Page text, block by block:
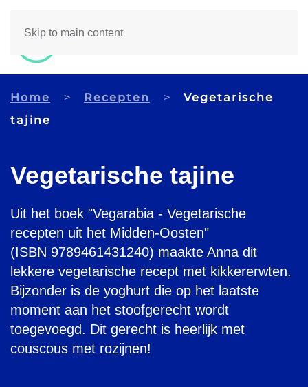
Skip to main content
Home Recepten
Vegetarische
tajine
Vegetarische tajine
Uit het boek "Vegarabia - Vegetarische
recepten uit het Midden-Oosten"
(ISBN 9789461431240) maakte Anna dit
lekkere vegetarische recept met kikkererwten.
Bijzonder is de yoghurt die op het laatste
moment aan het stoofgerecht wordt
toegevoegd. Dit gerecht is heerlijk met
couscous met rozijnen!